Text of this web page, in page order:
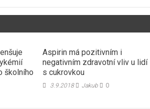
školního
Aspirin má pozitivním i
negativním zdravotní vliv u lidí
s cukrovkou
3.9.2018 Jakub 0